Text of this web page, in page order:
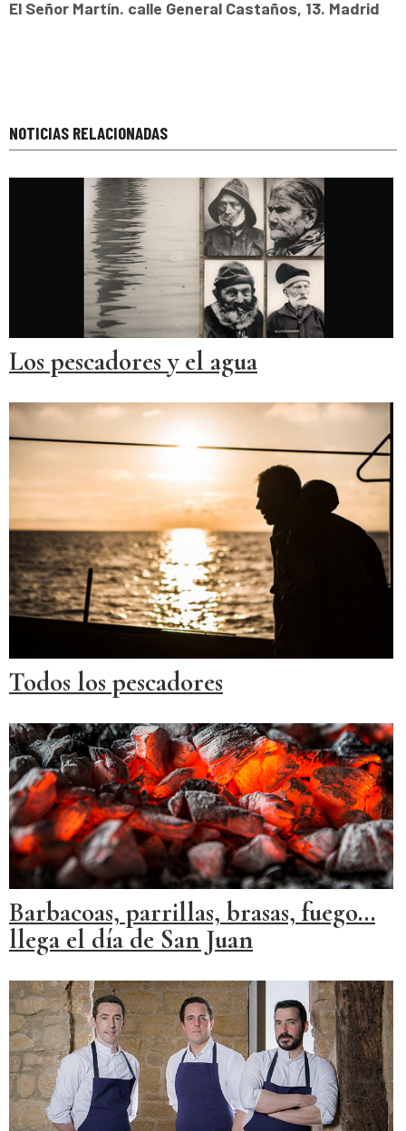
El Señor Martín. calle General Castaños, 13. Madrid
NOTICIAS RELACIONADAS
Los pescadores y el agua
Todos los pescadores
Barbacoas, parrillas, brasas, fuego...
llega el día de San Juan